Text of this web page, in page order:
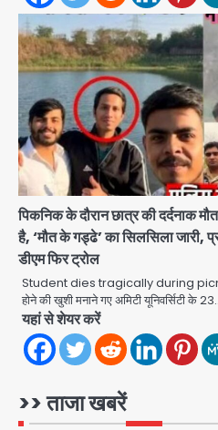
पिकनिक के दौरान छात्र की दर्दनाक
है, ‘मौत के गड्ढे’ का सिलसिला जारी,
डीएम फिर ट्रोल
Student dies tragically during
होने की खुशी मनाने गए अमिटी यूनिवर्सिटी के
यहां से शेयर करें
>> ताजा खबरें
Petrol
Al
वर्चुअल प्रेस
गुस्सा,
पेट्रोल बम से
Avinash
4
Rasra
इकलौते
साल से कैंसर
Avinash
5
डीएम अस्मिता
अपनत्व का
करने वाले 11
पुलिस के हत्थे
Team JHJ
स्वतंत्रता